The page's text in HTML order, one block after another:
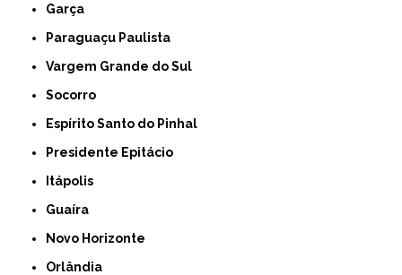
Garça
Paraguaçu Paulista
Vargem Grande do Sul
Socorro
Espírito Santo do Pinhal
Presidente Epitácio
Itápolis
Guaíra
Novo Horizonte
Orlândia